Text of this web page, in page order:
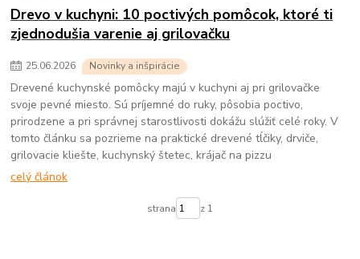
Drevo v kuchyni: 10 poctivých pomôcok, ktoré ti
zjednodušia varenie aj grilovačku
25.06.2026 Novinky a inšpirácie
Drevené kuchynské pomôcky majú v kuchyni aj pri grilovačke
svoje pevné miesto. Sú príjemné do ruky, pôsobia poctivo,
prirodzene a pri správnej starostlivosti dokážu slúžiť celé roky. V
tomto článku sa pozrieme na praktické drevené tĺčiky, drviče,
grilovacie kliešte, kuchynský štetec, krájač na pizzu
celý článok
strana z 1